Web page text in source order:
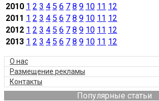
2010 1 2 3 4 5 6 7 8 9 10 11 12
2011 1 2 3 4 5 6 7 8 9 10 11 12
2012 1 2 3 4 5 6 7 8 9 10 11 12
2013 1 2 3 4 5 6 7 8 9 10 11 12
О нас
Размещение рекламы
Контакты
Популярные статьи